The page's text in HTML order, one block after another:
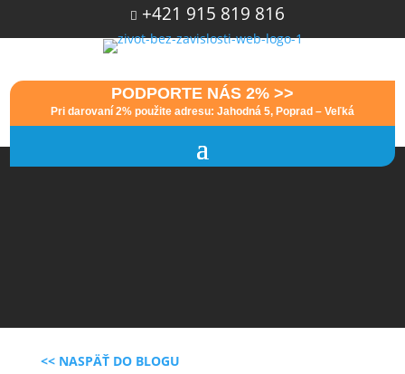
 +421 915 819 816
PODPORTE NÁS 2% >>
Pri darovaní 2% použite adresu: Jahodná 5, Poprad – Veľká
<< NASPÄŤ DO BLOGU